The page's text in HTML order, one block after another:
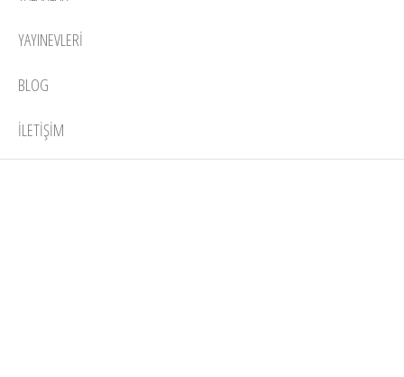
YAYINEVLERI
BLOG
İLETIŞIM